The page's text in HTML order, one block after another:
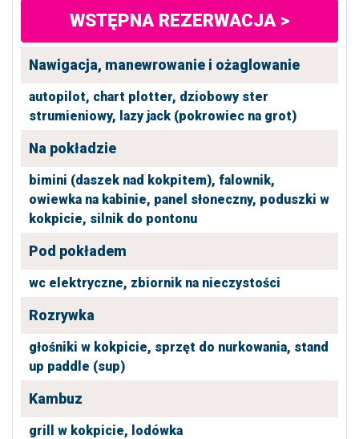
WSTĘPNA REZERWACJA >
Nawigacja, manewrowanie i ożaglowanie
autopilot, chart plotter, dziobowy ster
strumieniowy, lazy jack (pokrowiec na grot)
Na pokładzie
bimini (daszek nad kokpitem), falownik,
owiewka na kabinie, panel słoneczny, poduszki w
kokpicie, silnik do pontonu
Pod pokładem
wc elektryczne, zbiornik na nieczystości
Rozrywka
głośniki w kokpicie, sprzęt do nurkowania, stand
up paddle (sup)
Kambuz
grill w kokpicie, lodówka